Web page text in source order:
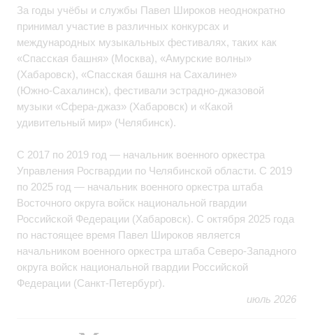
За годы учёбы и службы Павел Широков неоднократно
принимал участие в различных конкурсах и
международных музыкальных фестивалях, таких как
«Спасская башня» (Москва), «Амурские волны»
(Хабаровск), «Спасская башня на Сахалине»
(Южно‑Сахалинск), фестивали эстрадно‑джазовой
музыки «Сфера‑джаз» (Хабаровск) и «Какой
удивительный мир» (Челябинск).
С 2017 по 2019 год — начальник военного оркестра
Управления Росгвардии по Челябинской области. С 2019
по 2025 год — начальник военного оркестра штаба
Восточного округа войск национальной гвардии
Российской Федерации (Хабаровск). С октября 2025 года
по настоящее время Павел Широков является
начальником военного оркестра штаба Северо‑Западного
округа войск национальной гвардии Российской
Федерации (Санкт‑Петербург).
июль 2026